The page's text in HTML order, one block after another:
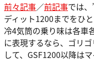
前々記事／前記事では
ディット1200までをひ
冷4気筒の乗り味は各車
に表現するなら、ゴリ
して、GSF1200以降は